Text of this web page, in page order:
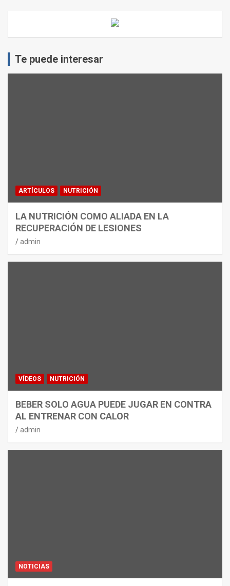
Te puede interesar
ARTÍCULOS NUTRICIÓN
LA NUTRICIÓN COMO ALIADA EN LA
RECUPERACIÓN DE LESIONES
admin
VÍDEOS NUTRICIÓN
BEBER SOLO AGUA PUEDE JUGAR EN CONTRA
AL ENTRENAR CON CALOR
admin
NOTICIAS